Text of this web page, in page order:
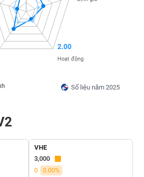
Số liệu năm 2025
2.00
Hoạt động
VHE
3,000
0
0.00%